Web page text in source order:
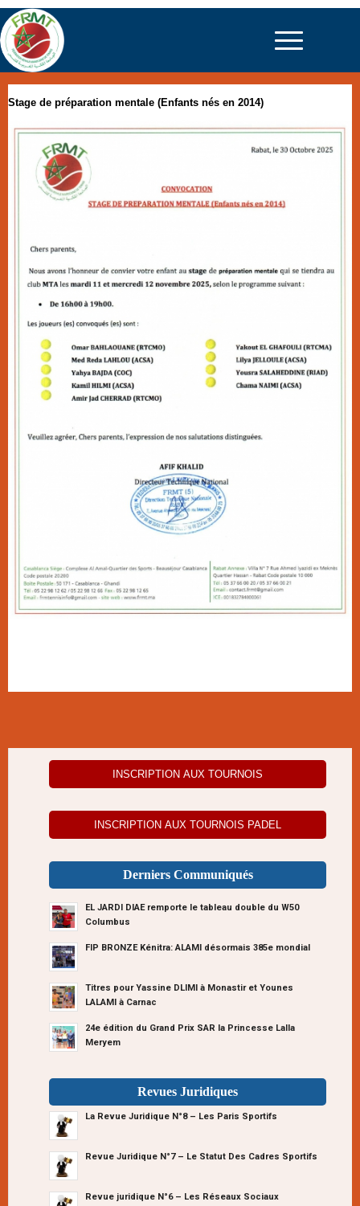
Stage de préparation mentale (Enfants nés en 2014)
INSCRIPTION AUX TOURNOIS
INSCRIPTION AUX TOURNOIS PADEL
Derniers Communiqués
EL JARDI DIAE remporte le tableau double du W50
Columbus
FIP BRONZE Kénitra: ALAMI désormais 385e mondial
Titres pour Yassine DLIMI à Monastir et Younes
LALAMI à Carnac
24e édition du Grand Prix SAR la Princesse Lalla
Meryem
Revues Juridiques
La Revue Juridique N°8 – Les Paris Sportifs
Revue Juridique N°7 – Le Statut Des Cadres Sportifs
Revue juridique N°6 – Les Réseaux Sociaux